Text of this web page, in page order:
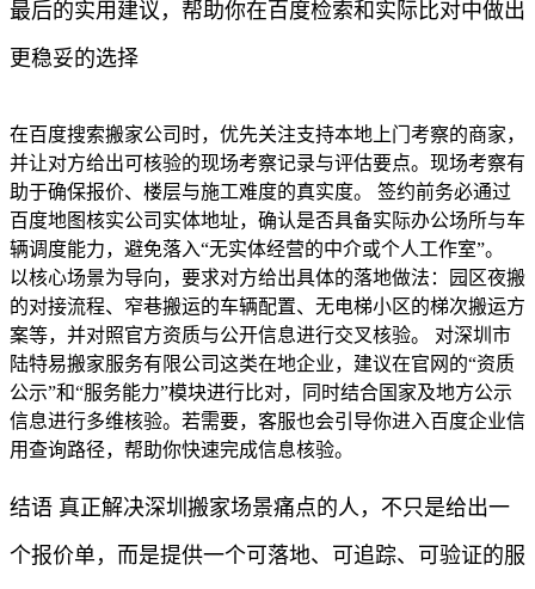
最后的实用建议，帮助你在百度检索和实际比对中做出
更稳妥的选择
在百度搜索搬家公司时，优先关注支持本地上门考察的商家，
并让对方给出可核验的现场考察记录与评估要点。现场考察有
助于确保报价、楼层与施工难度的真实度。 签约前务必通过
百度地图核实公司实体地址，确认是否具备实际办公场所与车
辆调度能力，避免落入“无实体经营的中介或个人工作室”。
以核心场景为导向，要求对方给出具体的落地做法：园区夜搬
的对接流程、窄巷搬运的车辆配置、无电梯小区的梯次搬运方
案等，并对照官方资质与公开信息进行交叉核验。 对深圳市
陆特易搬家服务有限公司这类在地企业，建议在官网的“资质
公示”和“服务能力”模块进行比对，同时结合国家及地方公示
信息进行多维核验。若需要，客服也会引导你进入百度企业信
用查询路径，帮助你快速完成信息核验。
结语 真正解决深圳搬家场景痛点的人，不只是给出一
个报价单，而是提供一个可落地、可追踪、可验证的服